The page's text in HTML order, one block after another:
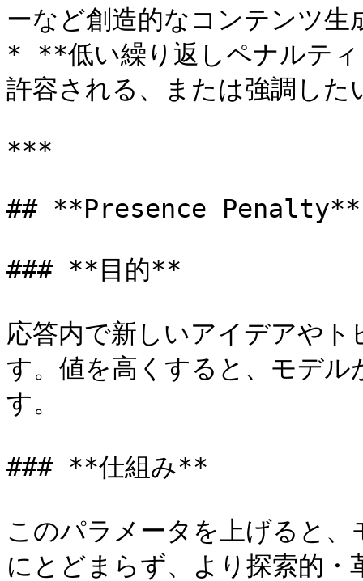
ーなど創造的なコンテンツ生
* **低い繰り返しペナルテ
許容される、または強調した
***
## **Presence Penalty**
### **目的**
応答内で新しいアイデアや
す。値を高くすると、モデ
す。
### **仕組み**
このパラメータを上げると
にとどまらず、より探索的